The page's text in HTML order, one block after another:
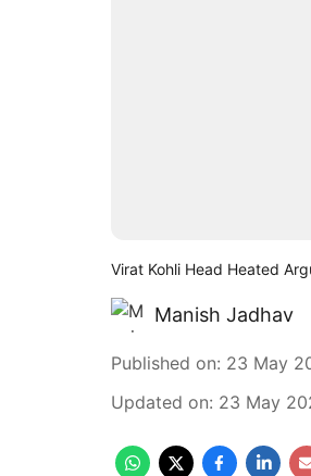
Virat Kohli Head Heated
Manish Jadhav
Published on: 23 May
Updated on: 23 May